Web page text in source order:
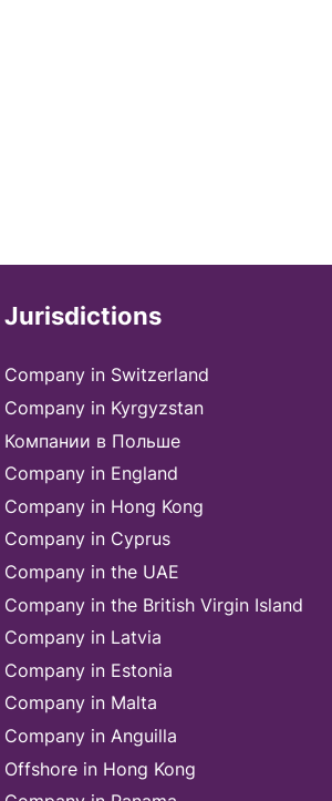
Jurisdictions
Company in Switzerland
Company in Kyrgyzstan
Компании в Польше
Company in England
Company in Hong Kong
Company in Cyprus
Company in the UAE
Company in thе British Virgin Island
Company in Latvia
Company in Estonia
Company in Malta
Company in Anguilla
Offshore in Hong Kong